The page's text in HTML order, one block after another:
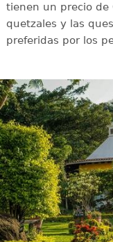
tienen un precio de
quetzales y las
preferidas por los